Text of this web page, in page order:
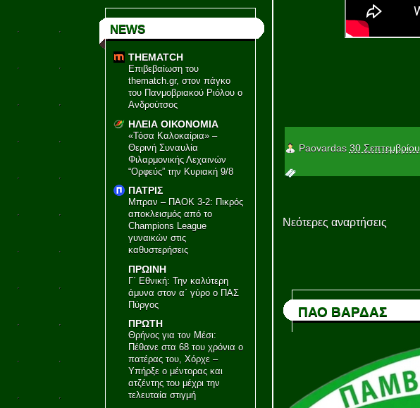
NEWS
THEMATCH
Επιβεβαίωση του
thematch.gr, στον πάγκο
του Πανμοβριακού Ριόλου ο
Ανδρούτσος
ΗΛΕΙΑ ΟΙΚΟΝΟΜΙΑ
«Τόσα Καλοκαίρια» –
Θερινή Συναυλία
Φιλαρμονικής Λεχαινών
“Ορφεύς” την Κυριακή 9/8
ΠΑΤΡΙΣ
Μπραν – ΠΑΟΚ 3-2: Πικρός
αποκλεισμός από το
Champions League
γυναικών στις
καθυστερήσεις
ΠΡΩΙΝΗ
Γ΄ Εθνική: Την καλύτερη
άμυνα στον α΄ γύρο ο ΠΑΣ
Πύργος
ΠΡΩΤΗ
Θρήνος για τον Μέσι:
Πέθανε στα 68 του χρόνια ο
πατέρας του, Χόρχε –
Υπήρξε ο μέντορας και
ατζέντης του μέχρι την
τελευταία στιγμή
Paovardas 30 Σεπτεμβρίου
Νεότερες αναρτήσεις
ΠΑΟ ΒΑΡΔΑΣ